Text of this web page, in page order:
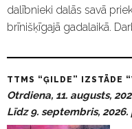
dalībnieki dalās savā
brīnišķīgajā gadalaikā.
TTMS “ĢILDE” IZSTĀDE
Otrdiena, 11. augusts,
Līdz 9. septembris, 2026.